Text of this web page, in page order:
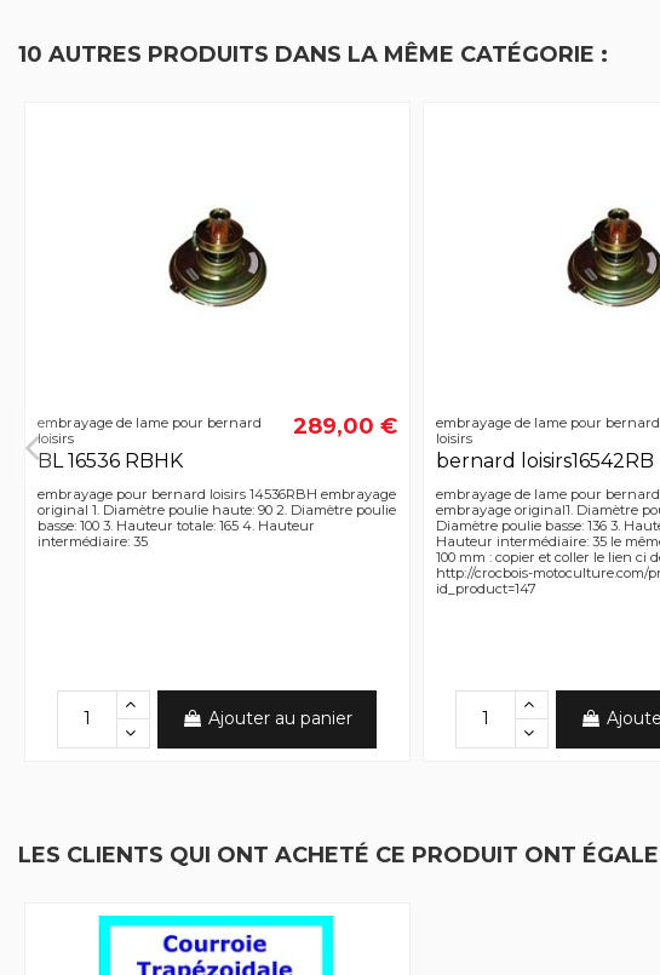
10 AUTRES PRODUITS DANS LA MÊME CATÉGORIE :
embrayage de lame pour bernard
loisirs
BL 16536 RBHK
289,00 €
embrayage pour bernard loisirs 14536RBH embrayage
original 1. Diamètre poulie haute: 90 2. Diamètre poulie
basse: 100 3. Hauteur totale: 165 4. Hauteur
intermédiaire: 35
Ajouter au panier
embrayage de lame pour bernard
loisirs
bernard loisirs16542RB
embrayage de lame pour bernard
embrayage original1. Diamètre
Diamètre poulie basse: 136 3.
Hauteur intermédiaire: 35 le
100 mm : copier et coller le lien ci
http://crocbois-motoculture.com/
id_product=147
LES CLIENTS QUI ONT ACHETÉ CE PRODUIT ONT